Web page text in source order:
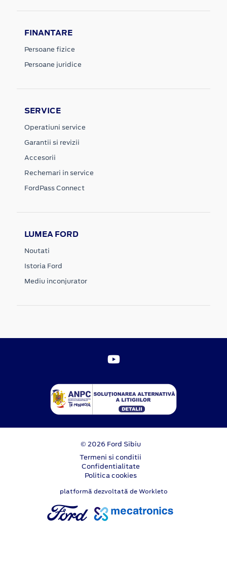
FINANTARE
Persoane fizice
Persoane juridice
SERVICE
Operatiuni service
Garantii si revizii
Accesorii
Rechemari in service
FordPass Connect
LUMEA FORD
Noutati
Istoria Ford
Mediu inconjurator
© 2026 Ford Sibiu
Termeni si conditii
Confidentialitate
Politica cookies
platformă dezvoltată de Workleto